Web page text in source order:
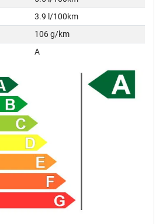
3.9 l/100km
106 g/km
A